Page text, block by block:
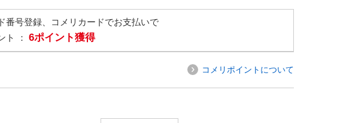
番号登録、コメリカードでお支払いで
ト ： 6ポイント獲得
コメリポイントについて